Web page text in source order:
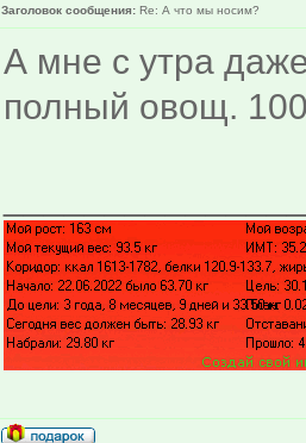
Заголовок сообщения: Re: А что мы носим?
А мне с утра
полный овощ.